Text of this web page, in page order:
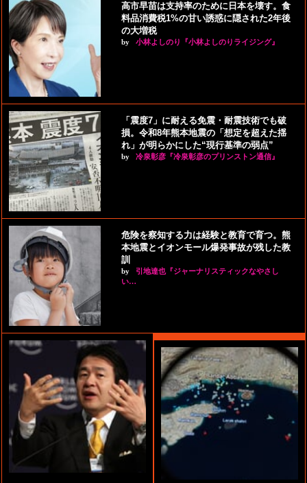
高市早苗は支持率のために日本を壊す。食
料品消費税1%の甘い誘惑に隠された2年後
の大増税
by 小林よしのり『小林よしのりライジング』
「震度7」に耐える免震・耐震技術でも破
損。令和8年熊本地震の「想定を超えた揺
れ」が明らかにした“現行基準の弱点”
by 冷泉彰彦『冷泉彰彦のプリンストン通信』
危険を察知する力は経験と教育で育つ。熊
本地震とイオンモール爆発事故が残した教
訓
by
引地達也『ジャーナリスティックなやさし
い…